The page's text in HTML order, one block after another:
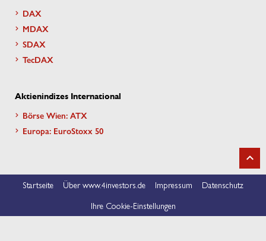
DAX
MDAX
SDAX
TecDAX
Aktienindizes International
Börse Wien: ATX
Europa: EuroStoxx 50
Startseite Über www.4investors.de Impressum
Datenschutz
Ihre Cookie-Einstellungen